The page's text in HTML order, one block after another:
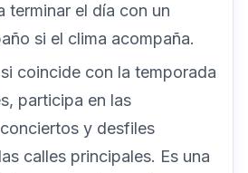
terminar el día con un
si el clima acompaña.
coincide con la temporada
participa en las
y desfiles
calles principales. Es una